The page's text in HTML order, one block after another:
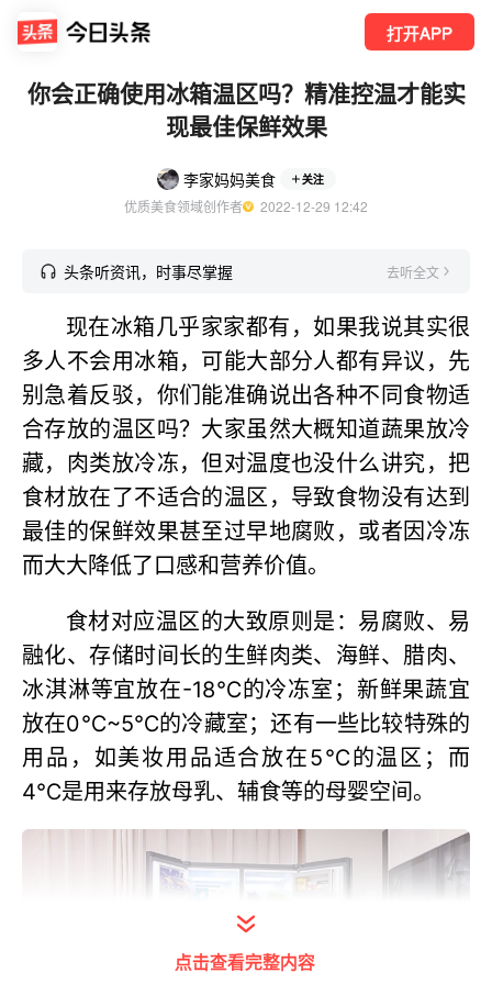
打开APP
你会正确使用冰箱温区吗？精准控温才能实
现最佳保鲜效果
李家妈妈美食 关注
优质美食领域创作者
  2022-12-29 12:42
头条听资讯，时事尽掌握 去听全文
现在冰箱几乎家家都有，如果我说其实很
多人不会用冰箱，可能大部分人都有异议，先
别急着反驳，你们能准确说出各种不同食物适
合存放的温区吗？大家虽然大概知道蔬果放冷
藏，肉类放冷冻，但对温度也没什么讲究，把
食材放在了不适合的温区，导致食物没有达到
最佳的保鲜效果甚至过早地腐败，或者因冷冻
而大大降低了口感和营养价值。
食材对应温区的大致原则是：易腐败、易
融化、存储时间长的生鲜肉类、海鲜、腊肉、
冰淇淋等宜放在-18℃的冷冻室；新鲜果蔬宜
放在0℃~5℃的冷藏室；还有一些比较特殊的
用品，如美妆用品适合放在5℃的温区；而
4℃是用来存放母乳、辅食等的母婴空间。
点击查看完整内容